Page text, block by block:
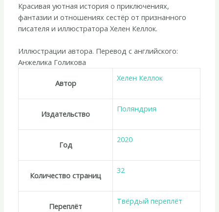
Красивая уютная история о приключениях,
фантазии и отношениях сестёр от признанного
писателя и иллюстратора Хелен Келлок.
Иллюстрации автора. Перевод с английского:
Анжелика Голикова
Автор
Хелен Келлок
Издательство
Поляндрия
Год
2020
Количество страниц
32
Переплёт
Твёрдый переплёт